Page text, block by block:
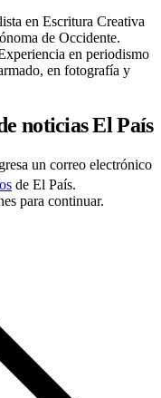
en Escritura Creativa
de Occidente.
en periodismo
en fotografía y
noticias El País
un correo electrónico
de El País.
para continuar.